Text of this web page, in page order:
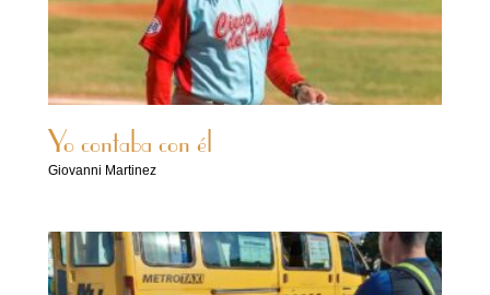
Yo contaba con él
Giovanni Martinez